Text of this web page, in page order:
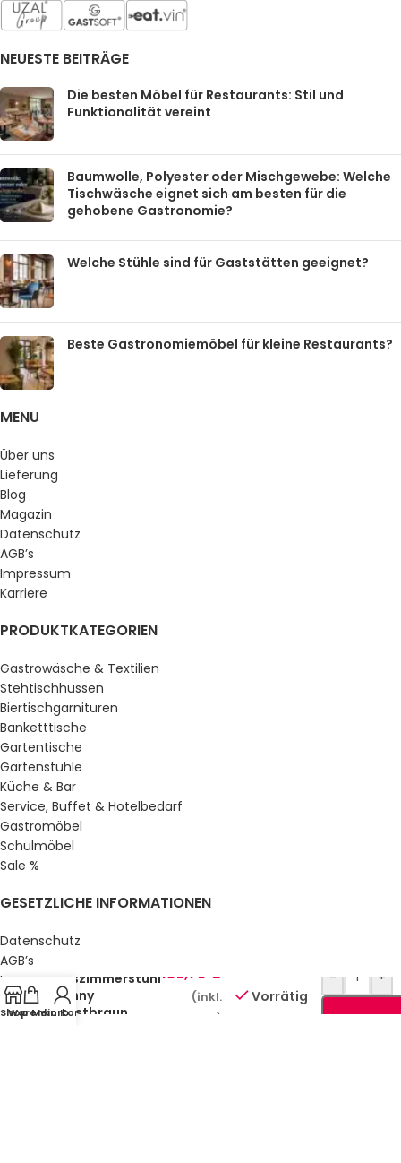
NEUESTE BEITRÄGE
Die besten Möbel für Restaurants: Stil und
Funktionalität vereint
Baumwolle, Polyester oder Mischgewebe: Welche
Tischwäsche eignet sich am besten für die
gehobene Gastronomie?
Welche Stühle sind für Gaststätten geeignet?
Beste Gastronomiemöbel für kleine Restaurants?
MENU
Über uns
Lieferung
Blog
Magazin
Datenschutz
AGB’s
Impressum
Karriere
PRODUKTKATEGORIEN
Gastrowäsche & Textilien
Stehtischhussen
Biertischgarnituren
Banketttische
Gartentische
Gartenstühle
Küche & Bar
Service, Buffet & Hotelbedarf
Gastromöbel
Schulmöbel
Sale %
GESETZLICHE INFORMATIONEN
Datenschutz
AGB’s
Impressum
Sitemap
Über uns
Shop
Warenkorb
Mein Konto
Esszimmerstuhl
Vinny
Rostbraun
136,79 €
(inkl.
MwSt.)
Vorrätig
- +